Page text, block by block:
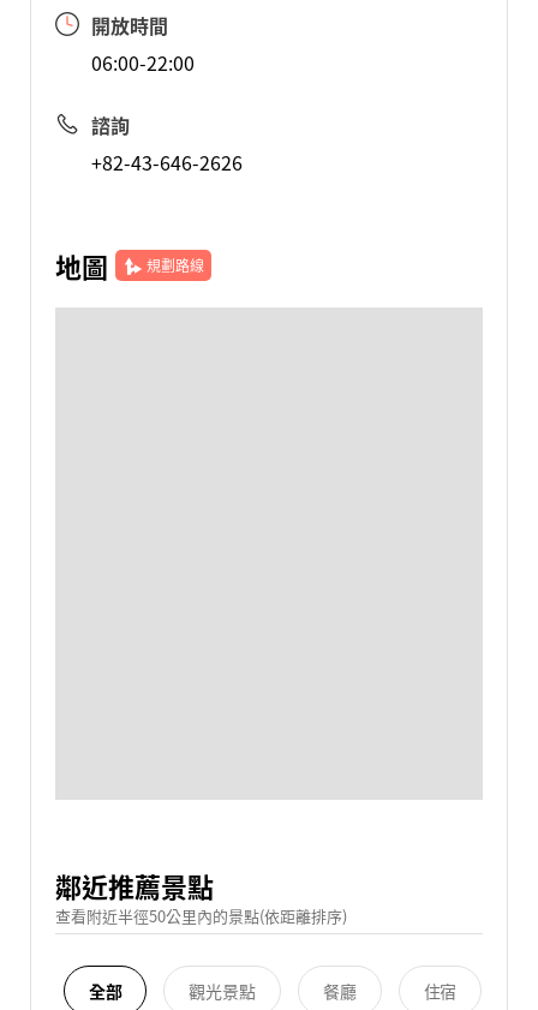
開放時間
06:00-22:00
諮詢
+82-43-646-2626
地圖 規劃路線
鄰近推薦景點
查看附近半徑50公里內的景點(依距離排序)
全部 觀光景點 餐廳 住宿